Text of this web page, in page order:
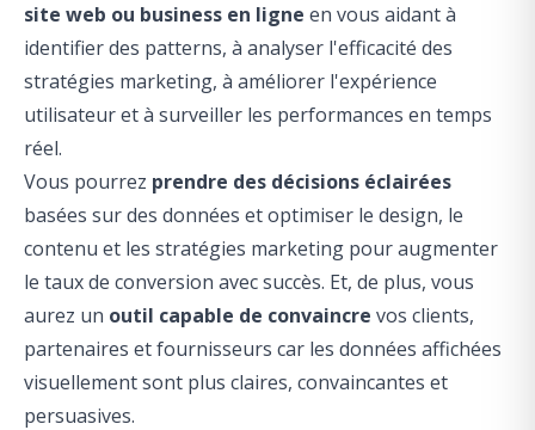
site web ou business en ligne en vous aidant à
identifier des patterns, à analyser l'efficacité des
stratégies marketing, à améliorer l'expérience
utilisateur et à surveiller les performances en temps
réel.
Vous pourrez prendre des décisions éclairées
basées sur des données et optimiser le design, le
contenu et les stratégies marketing pour augmenter
le taux de conversion avec succès. Et, de plus, vous
aurez un outil capable de convaincre vos clients,
partenaires et fournisseurs car les données affichées
visuellement sont plus claires, convaincantes et
persuasives.